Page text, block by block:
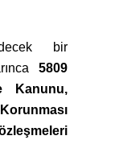
bir
5809
Kanunu,